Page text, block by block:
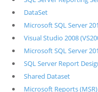
DataSet
Microsoft SQL Server
Visual Studio 2008
Microsoft SQL Server
SQL Server Report
Shared Dataset
Microsoft Reports (MSR)